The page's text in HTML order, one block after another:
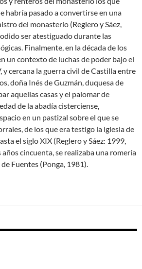
habría pasado a convertirse en una
del monasterio (Reglero y Sáez,
ser atestiguado durante las
Finalmente, en la década de los
un contexto de luchas de poder bajo el
y cercana la guerra civil de Castilla entre
doña Inés de Guzmán, duquesa de
aquellas casas y el palomar de
de la abadía cisterciense,
en un pastizal sobre el que se
de los que era testigo la iglesia de
el siglo XIX (Reglero y Sáez: 1999,
cincuenta, se realizaba una romería
Fuentes (Ponga, 1981).